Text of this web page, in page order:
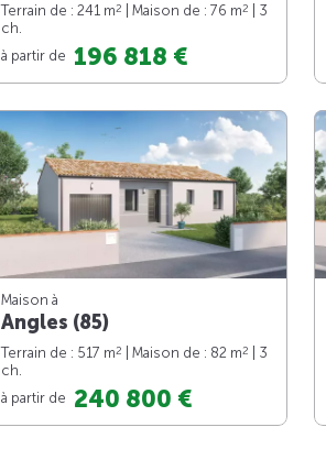
Terrain de : 241 m2 | Maison de : 76 m2
| 3
ch.
à partir de 196 818 €
Maison à
Angles (85)
Terrain de : 517 m2 | Maison de : 82 m2
| 3
ch.
à partir de 240 800 €